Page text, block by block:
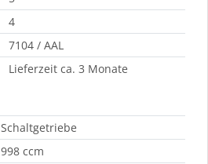
4
7104 / AAL
Lieferzeit ca. 3 Monate
Schaltgetriebe
998 ccm